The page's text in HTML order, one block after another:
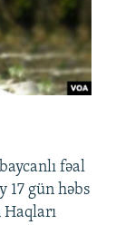
fəal
17 gün həbs